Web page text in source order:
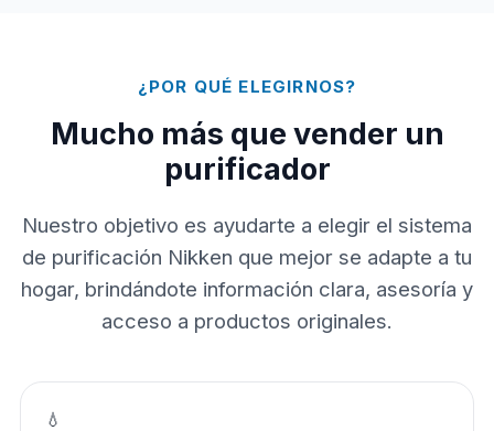
¿POR QUÉ ELEGIRNOS?
Mucho más que vender un
purificador
Nuestro objetivo es ayudarte a elegir el sistema
de purificación Nikken que mejor se adapte a tu
hogar, brindándote información clara, asesoría y
acceso a productos originales.
💧